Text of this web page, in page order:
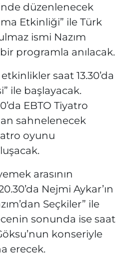
düzenlenecek
Etkinliği” ile Türk
ismi Nazım
programla anılacak.
saat 13.30’da
ile başlayacak.
EBTO Tiyatro
sahnelenecek
oyunu
arasının
Nejmi Aykar’ın
Seçkiler” ile
sonunda ise saat
konseriyle
erecek.